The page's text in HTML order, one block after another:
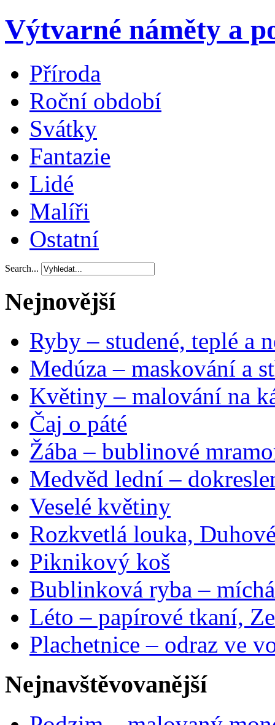
Výtvarné náměty a
Příroda
Roční období
Svátky
Fantazie
Lidé
Malíři
Ostatní
Search...
Nejnovější
Ryby – studené, teplé a
Medúza – maskování a
Květiny – malování na
Čaj o páté
Žába – bublinové
Medvěd lední –
Veselé květiny
Rozkvetlá louka,
Piknikový koš
Bublinková ryba –
Léto – papírové tkaní,
Plachetnice – odraz ve
Nejnavštěvovanější